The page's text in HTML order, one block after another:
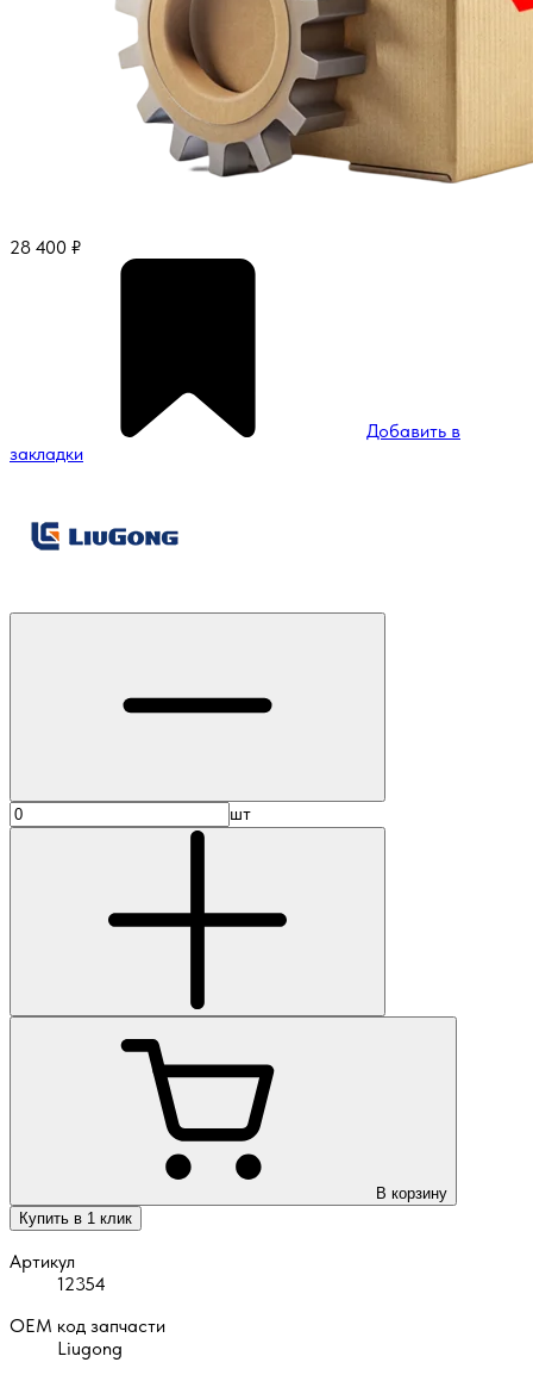
28 400 ₽
Добавить в
закладки
шт
В корзину
Купить в 1 клик
Артикул
12354
OEM код запчасти
Liugong